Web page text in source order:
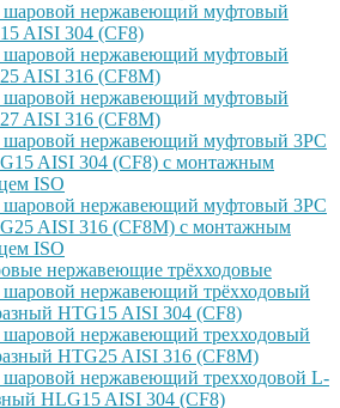
шаровой нержавеющий муфтовый
AISI 304 (CF8)
шаровой нержавеющий муфтовый
AISI 316 (CF8M)
шаровой нержавеющий муфтовый
AISI 316 (CF8M)
нержавеющий муфтовый 3PC
AISI 304 (CF8) с монтажным
ISO
нержавеющий муфтовый 3PC
AISI 316 (CF8M) с монтажным
ISO
нержавеющие трёхходовые
нержавеющий трёхходовый
HTG15 AISI 304 (CF8)
нержавеющий трехходовый
HTG25 AISI 316 (CF8M)
нержавеющий трехходовой L-
HLG15 AISI 304 (CF8)